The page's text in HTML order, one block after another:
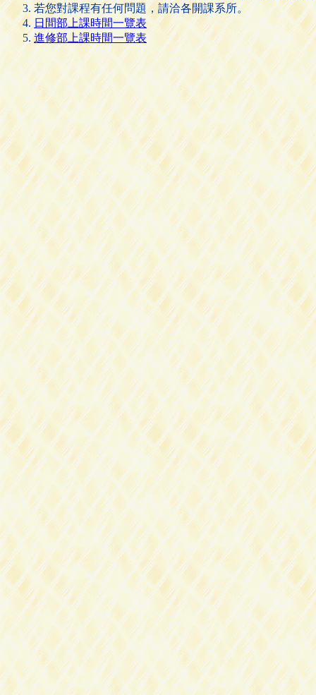
若您對課程有任何問題，請洽各開課系所。
日間部上課時間一覽表
進修部上課時間一覽表